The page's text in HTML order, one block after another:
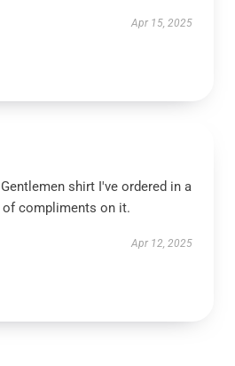
Apr 15, 2025
shirt I've ordered in a
of compliments on it.
Apr 12, 2025